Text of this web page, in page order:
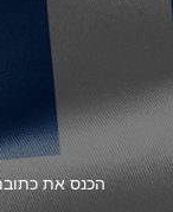
הכנס את